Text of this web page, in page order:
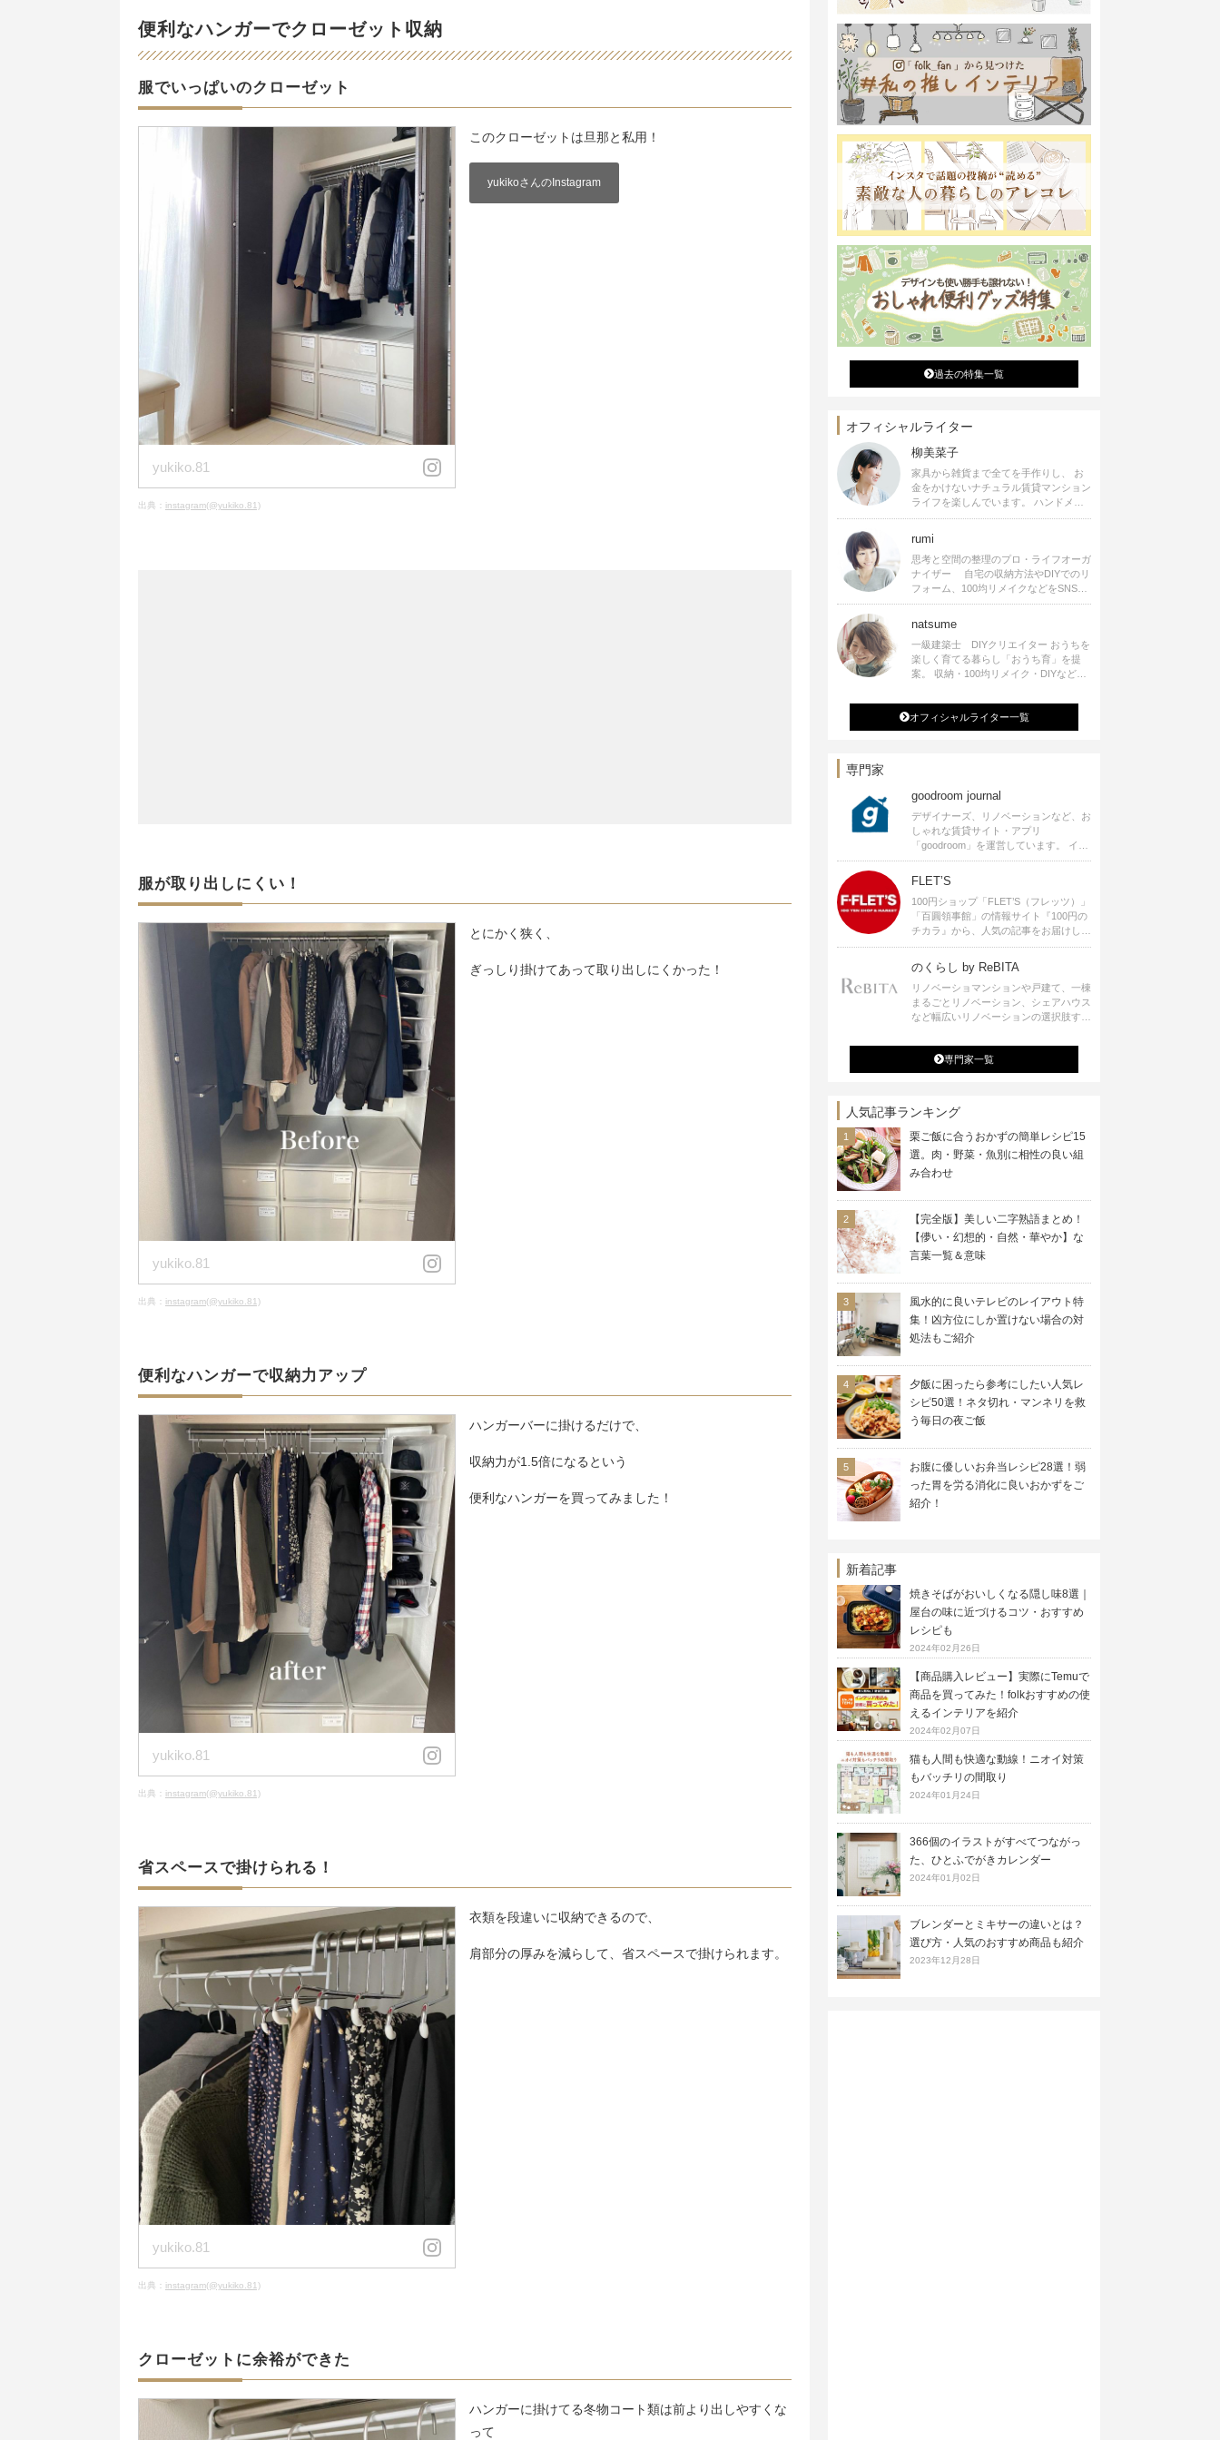
便利なハンガーでクローゼット収納
服でいっぱいのクローゼット
yukiko.81
出典： instagram(@yukiko.81)
このクローゼットは旦那と私用！
yukikoさんのInstagram
服が取り出しにくい！
yukiko.81
出典： instagram(@yukiko.81)
とにかく狭く、
ぎっしり掛けてあって取り出しにくかった！
便利なハンガーで収納力アップ
yukiko.81
出典： instagram(@yukiko.81)
ハンガーバーに掛けるだけで、
収納力が1.5倍になるという
便利なハンガーを買ってみました！
省スペースで掛けられる！
yukiko.81
出典： instagram(@yukiko.81)
衣類を段違いに収納できるので、
肩部分の厚みを減らして、省スペースで掛けられます。
クローゼットに余裕ができた
ハンガーに掛けてる冬物コート類は前より出しやすくな
って
過去の特集一覧
オフィシャルライター
柳美菜子
家具から雑貨まで全てを手作りし、 お
金をかけないナチュラル賃貸マンション
ライフを楽しんでいます。 ハンドメイ
ド雑貨やインテリアに関する著書も出
ます。
rumi
思考と空間の整理のプロ・ライフオーガ
ナイザー 自宅の収納方法やDIYでのリ
フォーム、100均リメイクなどをSNSで
公開中。 収納やリメイク、インテリア
シピ提供、店舗プロデュース 2016年９
月に宝島社より【Rumiのおうち時間を
楽しむインテリア】を出版しました。
natsume
一級建築士 DIYクリエイター おうちを
楽しく育てる暮らし「おうち育」を提
案。 収納・100均リメイク・DIYなどお
発信中。 著書 なつめさんちの新しい
のになつかしいアンティークな部屋つく
り 雑誌掲載・TV出演・コラム執筆・
オフィシャルライター一覧
専門家
goodroom journal
デザイナーズ、リノベーションなど、お
しゃれな賃貸サイト・アプリ
「goodroom」を運営しています。 イン
テリアや、ひとり暮らし、ふたり暮らし
のアイディアなど、賃貸でも自分らしい
暮らしを楽しむためのヒントをお届けし
ます。
FLET’S
100円ショップ「FLET’S（フレッツ）」
「百圓領事館」の情報サイト『100円の
チカラ』から、人気の記事をお届けしま
す。
のくらし by ReBITA
リノベーショマンションや戸建て、一棟
まるごとリノベーション、シェアハウス
など幅広いリノベーションの選択肢すべ
ジ・シェアスペースなど、「住む」だけ
ではなく「働く」「遊ぶ」「学ぶ」「旅
する」といった領域でも、暮らしや生き
専門家一覧
人気記事ランキング
栗ご飯に合うおかずの簡単レシピ15
選。肉・野菜・魚別に相性の良い組
み合わせ
【完全版】美しい二字熟語まとめ！
【儚い・幻想的・自然・華やか】な
言葉一覧＆意味
風水的に良いテレビのレイアウト特
集！凶方位にしか置けない場合の対
処法もご紹介
夕飯に困ったら参考にしたい人気レ
シピ50選！ネタ切れ・マンネリを救
う毎日の夜ご飯
お腹に優しいお弁当レシピ28選！弱
った胃を労る消化に良いおかずをご
紹介！
新着記事
焼きそばがおいしくなる隠し味8選｜
屋台の味に近づけるコツ・おすすめ
レシピも
2024年02月26日
【商品購入レビュー】実際にTemuで
商品を買ってみた！folkおすすめの使
えるインテリアを紹介
2024年02月07日
猫も人間も快適な動線！ニオイ対策
もバッチリの間取り
2024年01月24日
366個のイラストがすべてつながっ
た、ひとふでがきカレンダー
2024年01月02日
ブレンダーとミキサーの違いとは？
選び方・人気のおすすめ商品も紹介
2023年12月28日